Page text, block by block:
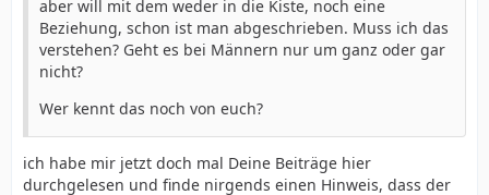
aber will mit dem weder in die Kiste, noch eine
Beziehung, schon ist man abgeschrieben. Muss ich das
verstehen? Geht es bei Männern nur um ganz oder gar
nicht?
Wer kennt das noch von euch?
ich habe mir jetzt doch mal Deine Beiträge hier
durchgelesen und finde nirgends einen Hinweis, dass der